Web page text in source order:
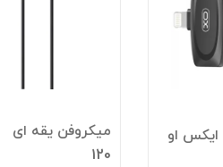
میکروفن یقه ای لایتنینگ مدل GL-